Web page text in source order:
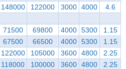
148000 122000 3000 4000 4.6
71500 69800 4000 5300
1.15
67500 66500 4000 5300
1.15
122000 105000 3600 4800
2.25
118000 100000 3600 4800
2.25